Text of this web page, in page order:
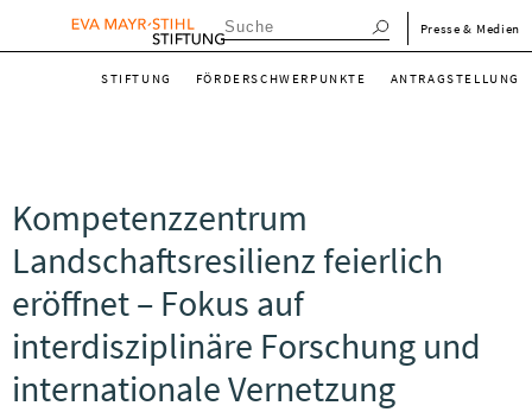
menu_meta_de
Presse & Medien
STIFTUNG FÖRDERSCHWERPUNKTE ANTRAGSTELLUNG
Kompetenzzentrum
Landschaftsresilienz feierlich
eröffnet – Fokus auf
interdisziplinäre Forschung und
internationale Vernetzung